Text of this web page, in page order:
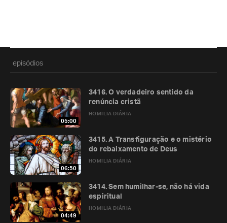
episódios
05:00
HOMILIA DIÁRIA
3416. O verdadeiro sentido da
renúncia cristã
06:50
HOMILIA DIÁRIA
3415. A Transfiguração e o mistério
do rebaixamento de Deus
04:49
HOMILIA DIÁRIA
3414. Sem humilhar-se, não há vida
espiritual